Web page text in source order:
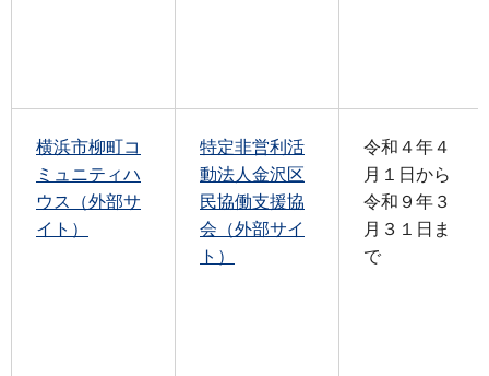
横浜市柳町コ
ミュニティハ
ウス（外部サ
イト）
特定非営利活
動法人金沢区
民協働支援協
会（外部サイ
ト）
令和４年４
月１日から
令和９年３
月３１日ま
で